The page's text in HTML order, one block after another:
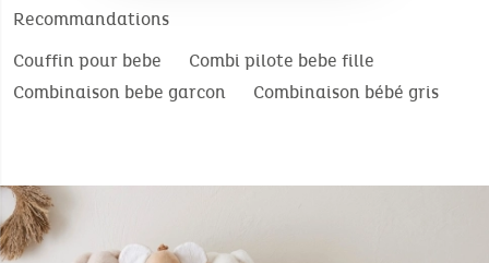
Recommandations
Couffin pour bebe
Combi pilote bebe fille
Combinaison bebe garcon
Combinaison bébé gris